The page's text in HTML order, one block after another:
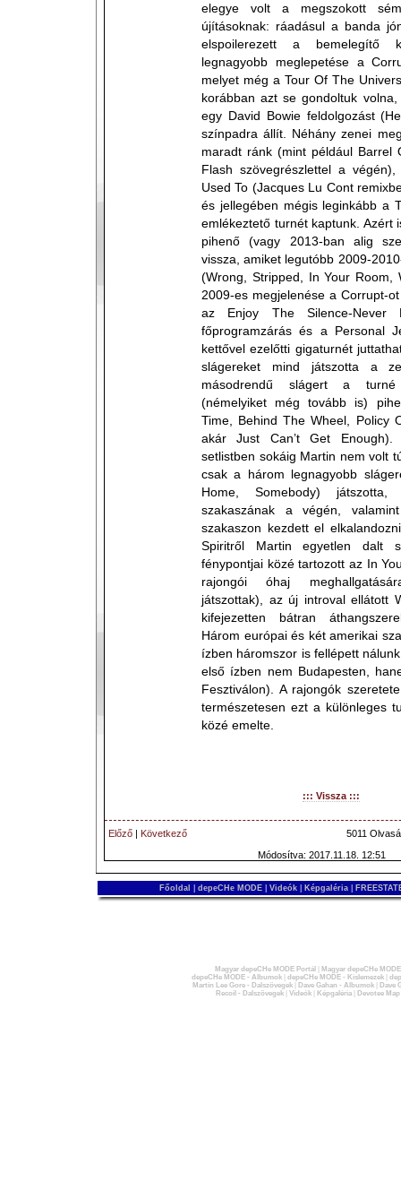
elegye volt a megszokott
újításoknak: ráadásul a banda
elspoilerezett a bemelegítő
legnagyobb meglepetése a
melyet még a Tour Of The
korábban azt se gondoltuk
egy David Bowie feldolgozást
színpadra állít. Néhány zenei
maradt ránk (mint például Barrel
Flash szövegrészlettel a
Used To (Jacques Lu Cont
és jellegében mégis leginkább a
emlékeztető turnét kaptunk. Azért
pihenő (vagy 2013-ban alig
vissza, amiket legutóbb 2009-
(Wrong, Stripped, In Your
2009-es megjelenése a Corrupt-
az Enjoy The Silence-
főprogramzárás és a Personal
kettővel ezelőtti gigaturnét
slágereket mind játszotta a
másodrendű slágert a turné
(némelyiket még tovább is)
Time, Behind The Wheel, Policy
akár Just Can’t Get Enough).
setlistben sokáig Martin nem volt
csak a három legnagyobb
Home, Somebody)
szakaszának a végén,
szakaszon kezdett el
Spiritről Martin egyetlen dalt
fénypontjai közé tartozott az In
rajongói óhaj
játszottak), az új introval ellátott
kifejezetten bátran
Három európai és két amerikai
ízben háromszor is fellépett
első ízben nem Budapesten,
Fesztiválon). A rajongók
természetesen ezt a különleges
közé emelte.
::: Vissza :::
Előző | Következő
5011
Módosítva: 2017.11.18. 12:51
Főoldal depeCHe MODE Videók Képgaléria
Magyar depeCHe MODE Portál
Magyar depeCHe
depeCHe MODE - Albumok| depeCHe MODE - Kislemezek|
Martin Lee Gore - Dalszövegek| Dave Gahan - Albumok|
Dave
Recoil - Dalszövegek| Videók| Képgaléria| Devotee Map